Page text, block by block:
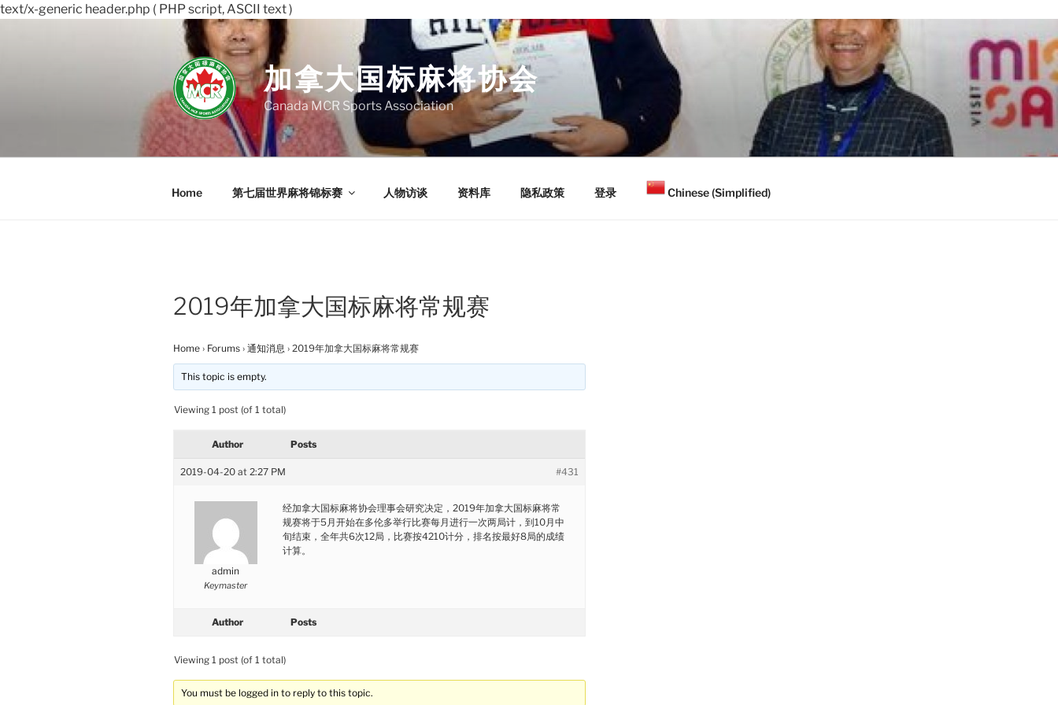
text/x-generic header.php ( PHP script, ASCII text )
加拿大国标麻将协会
Canada MCR Sports Association
Home 第七届世界麻将锦标赛 人物访谈 资料库 隐私政策 登录 Chinese (Simplified)
2019年加拿大国标麻将常规赛
Home › Forums › 通知消息 › 2019年加拿大国标麻将常规赛
This topic is empty.
Viewing 1 post (of 1 total)
Author Posts
2019-04-20 at 2:27 PM #431
admin
Keymaster
经加拿大国标麻将协会理事会研究决定，2019年加拿大国标麻将常
规赛将于5月开始在多伦多举行比赛每月进行一次两局计，到10月中
旬结束，全年共6次12局，比赛按4210计分，排名按最好8局的成绩
计算。
Author Posts
Viewing 1 post (of 1 total)
You must be logged in to reply to this topic.